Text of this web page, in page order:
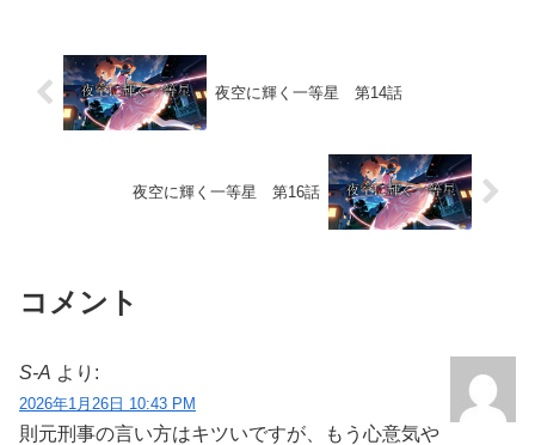
夜空に輝く一等星 第14話
夜空に輝く一等星 第16話
コメント
S-A より:
2026年1月26日 10:43 PM
則元刑事の言い方はキツいですが、もう心意気や